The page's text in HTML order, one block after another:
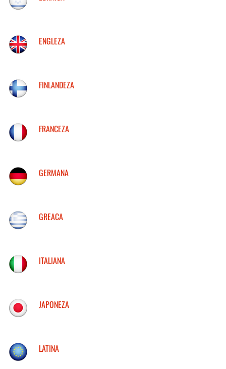
ENGLEZA
FINLANDEZA
FRANCEZA
GERMANA
GREACA
ITALIANA
JAPONEZA
LATINA